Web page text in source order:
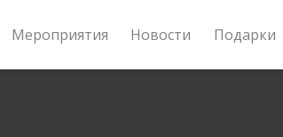
Мероприятия Новости Подарки